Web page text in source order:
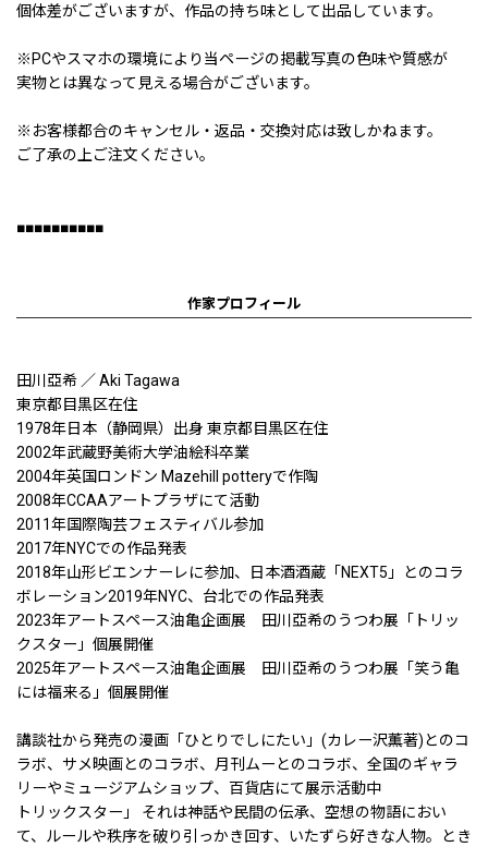
個体差がございますが、作品の持ち味として出品しています。
※PCやスマホの環境により当ページの掲載写真の色味や質感が
実物とは異なって見える場合がございます。
※お客様都合のキャンセル・返品・交換対応は致しかねます。
ご了承の上ご注文ください。
■■■■■■■■■■
作家プロフィール
田川亞希 ／ Aki Tagawa
東京都目黒区在住
1978年日本（静岡県）出身 東京都目黒区在住
2002年武蔵野美術大学油絵科卒業
2004年英国ロンドン Mazehill potteryで作陶
2008年CCAAアートプラザにて活動
2011年国際陶芸フェスティバル参加
2017年NYCでの作品発表
2018年山形ビエンナーレに参加、日本酒酒蔵「NEXT5」とのコラ
ボレーション2019年NYC、台北での作品発表
2023年アートスペース油亀企画展 田川亞希のうつわ展「トリッ
クスター」個展開催
2025年アートスペース油亀企画展 田川亞希のうつわ展「笑う亀
には福来る」個展開催
講談社から発売の漫画「ひとりでしにたい」(カレー沢薫著)とのコ
ラボ、サメ映画とのコラボ、月刊ムーとのコラボ、全国のギャラ
リーやミュージアムショップ、百貨店にて展示活動中
トリックスター」 それは神話や民間の伝承、空想の物語におい
て、ルールや秩序を破り引っかき回す、いたずら好きな人物。とき